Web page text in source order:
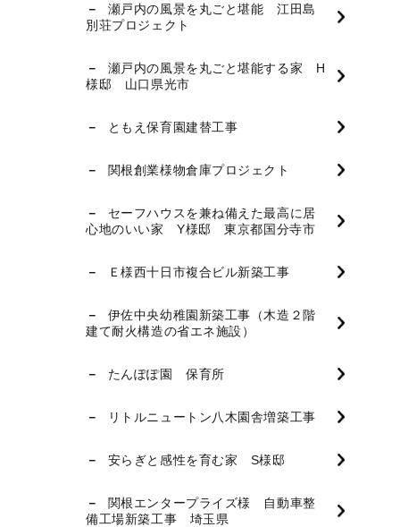
瀬戸内の風景を丸ごと堪能 江田島
別荘プロジェクト
瀬戸内の風景を丸ごと堪能する家 H
様邸 山口県光市
ともえ保育園建替工事
関根創業様物倉庫プロジェクト
セーフハウスを兼ね備えた最高に居
心地のいい家 Y様邸 東京都国分寺市
Ｅ様西十日市複合ビル新築工事
伊佐中央幼稚園新築工事（木造２階
建て耐火構造の省エネ施設）
たんぽぽ園 保育所
リトルニュートン八木園舎増築工事
安らぎと感性を育む家 S様邸
関根エンタープライズ様 自動車整
備工場新築工事 埼玉県